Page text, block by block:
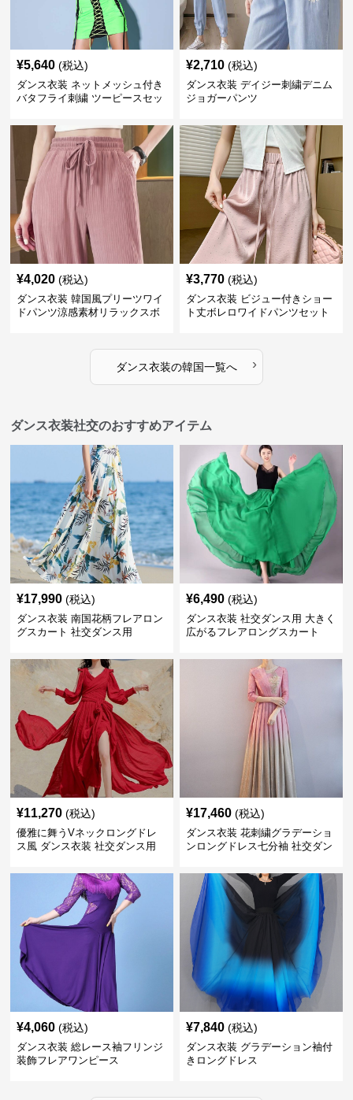
¥5,640 (税込)
ダンス衣装 ネットメッシュ付き
バタフライ刺繍 ツーピースセッ
¥2,710 (税込)
ダンス衣装 デイジー刺繍デニム
ジョガーパンツ
¥4,020 (税込)
ダンス衣装 韓国風プリーツワイ
ドパンツ涼感素材リラックスボ
¥3,770 (税込)
ダンス衣装 ビジュー付きショー
ト丈ボレロワイドパンツセット
ダンス衣装の韓国一覧へ ›
ダンス衣装社交のおすすめアイテム
¥17,990 (税込)
ダンス衣装 南国花柄フレアロン
グスカート 社交ダンス用
¥6,490 (税込)
ダンス衣装 社交ダンス用 大きく
広がるフレアロングスカート
¥11,270 (税込)
優雅に舞うVネックロングドレ
ス風 ダンス衣装 社交ダンス用
¥17,460 (税込)
ダンス衣装 花刺繍グラデーショ
ンロングドレス七分袖 社交ダン
¥4,060 (税込)
ダンス衣装 総レース袖フリンジ
装飾フレアワンピース
¥7,840 (税込)
ダンス衣装 グラデーション袖付
きロングドレス